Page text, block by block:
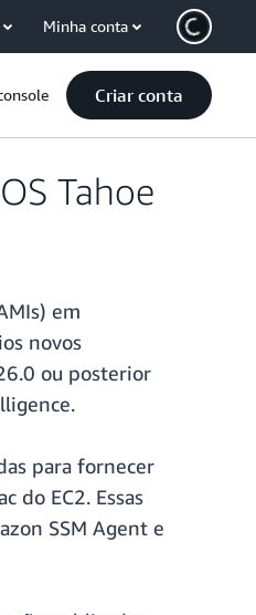
Minha conta
Criar conta
Tahoe
em
novos
ou posterior
para fornecer
do EC2. Essas
SSM Agent e